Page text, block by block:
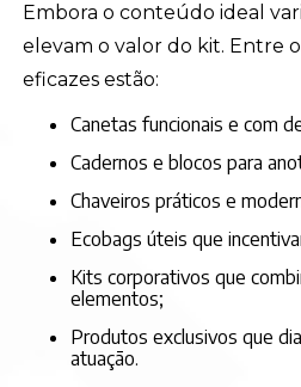
Embora o conteúdo ideal
elevam o valor do kit. Entre
eficazes estão:
Canetas funcionais e com
Cadernos e blocos para
Chaveiros práticos e
Ecobags úteis que
Kits corporativos que combinam vários desses
elementos;
Produtos exclusivos que dialoguem com o ramo de
atuação.